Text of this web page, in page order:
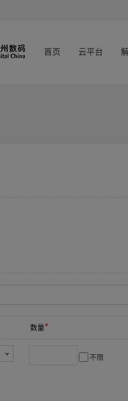
首页 云平台
数量*
不限